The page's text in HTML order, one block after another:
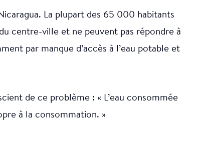
La plupart des 65 000 habitants
centre-ville et ne peuvent pas répondre à
par manque d’accès à l’eau potable et
de ce problème : « L’eau consommée
à la consommation. »